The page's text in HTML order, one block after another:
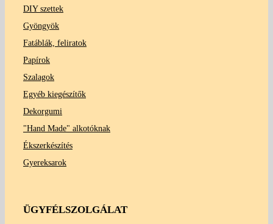
DIY szettek
Gyöngyök
Fatáblák, feliratok
Papírok
Szalagok
Egyéb kiegészítők
Dekorgumi
"Hand Made" alkotóknak
Ékszerkészítés
Gyereksarok
ÜGYFÉLSZOLGÁLAT